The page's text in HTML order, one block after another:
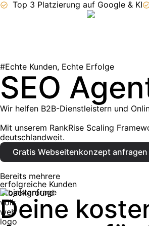
Top 3 Platzierung auf Google & KI
#Echte Kunden, Echte Erfolge
SEO
Wir helfen B2B-Dienstleistern und
Mit unserem RankRise Scaling
deutschlandweit.
Gratis Webseitenkonzept anfragen
Bereits mehrere
erfolgreiche Kunden
Projektanfrage
Deine